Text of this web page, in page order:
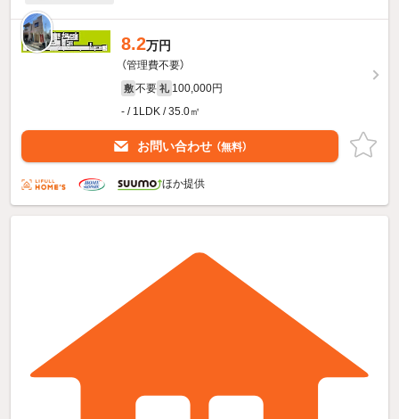
8.2万円
（管理費不要）
敷 不要 礼 100,000円
- / 1LDK / 35.0㎡
お問い合わせ （無料）
ほか提供